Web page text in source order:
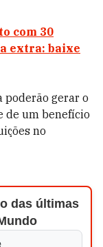
com 30
extra: baixe
poderão gerar o
de um benefício
no
das últimas